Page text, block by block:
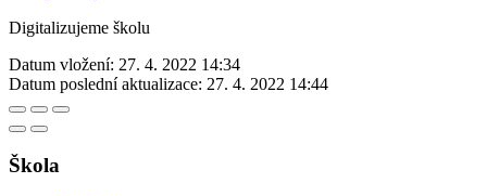
Digitalizujeme školu
Datum vložení: 27. 4. 2022 14:34
Datum poslední aktualizace: 27. 4. 2022 14:44
Škola